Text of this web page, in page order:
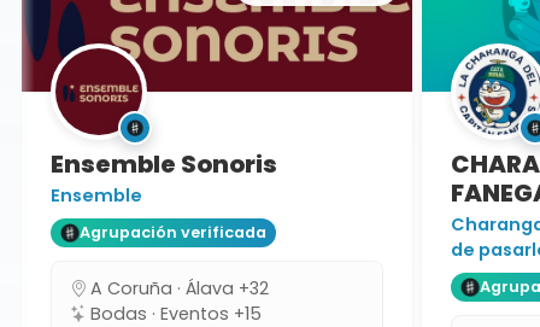
Ensemble Sonoris
Ensemble
Agrupación verificada
A Coruña · Álava +32
Bodas · Eventos +15
de